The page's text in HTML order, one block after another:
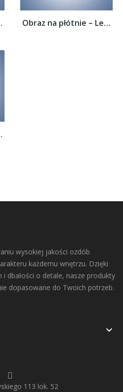
późną... Obraz na płótnie – Leśne podłoże późną...
późną...
wysokiej jakości ozdób
każdemu wnętrzu. Dzięki
dbałości o detale, nasze produkty
dopasowane do Twoich potrzeb.

113 lok. 52